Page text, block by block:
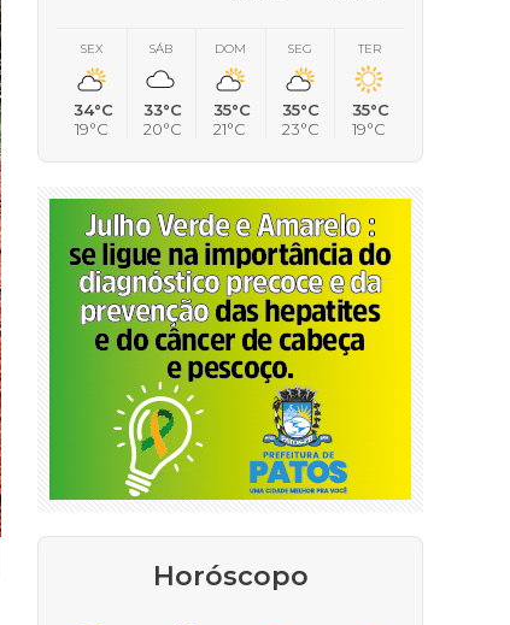
SEX
34°C
19°C
SÁB
33°C
20°C
DOM
35°C
21°C
SEG
35°C
23°C
TER
35°C
19°C
Horóscopo